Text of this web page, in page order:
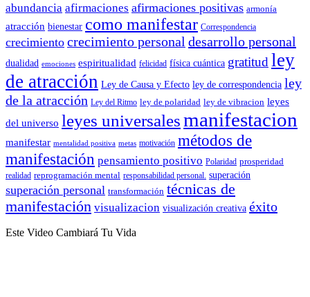
abundancia afirmaciones afirmaciones positivas armonía
atracción bienestar como manifestar Correspondencia
crecimiento crecimiento personal desarrollo personal
dualidad emociones espiritualidad felicidad física cuántica gratitudley
de atracción Ley de Causa y Efecto ley de correspondencia ley
de la atracción Ley del Ritmo ley de polaridad ley de vibracion leyes
del universo leyes universalesmanifestacion
manifestar mentalidad positiva metas motivación métodos de
manifestación pensamiento positivo Polaridad prosperidad
realidad reprogramación mental responsabilidad personal. superación
superación personal transformación técnicas de
manifestación visualizacion visualización creativa éxito
Este Video Cambiará Tu Vida